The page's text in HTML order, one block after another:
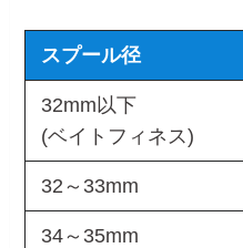
スプール径
32mm以下
(ベイトフィネス)
32～33mm
34～35mm